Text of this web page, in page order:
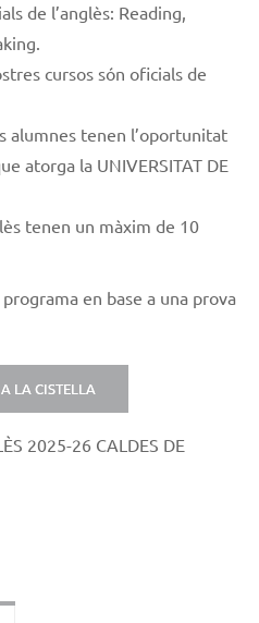
de l’anglès: Reading,
cursos són oficials de
alumnes tenen l’oportunitat
atorga la UNIVERSITAT DE
tenen un màxim de 10
en base a una prova
LA CISTELLA
2025-26 CALDES DE